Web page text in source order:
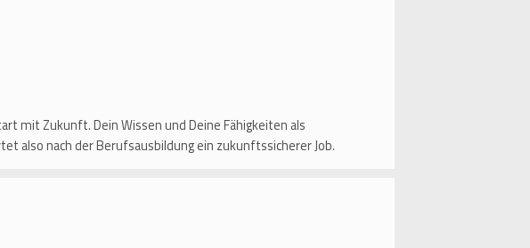
mit Zukunft. Dein Wissen und Deine Fähigkeiten als
also nach der Berufsausbildung ein zukunftssicherer Job.